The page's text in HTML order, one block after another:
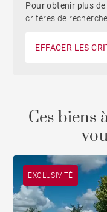
Pour obtenir plus
critères de recherche.
EFFACER LES
Ces biens
EXCLUSIVITÉ